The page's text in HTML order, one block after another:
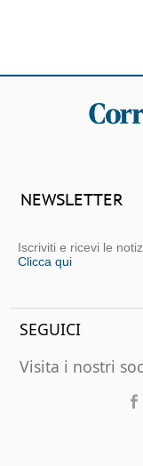
NEWSLETTER
Iscriviti e ricevi le
Clicca qui
SEGUICI
Visita i nostri